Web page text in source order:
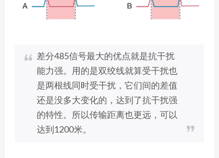
差分485信号最大的优点就是抗干扰
能力强。用的是双绞线就算受干扰也
是两根线同时受干扰，它们间的差值
还是没多大变化的，达到了抗干扰强
的特性。所以传输距离也更远，可以
达到1200米。